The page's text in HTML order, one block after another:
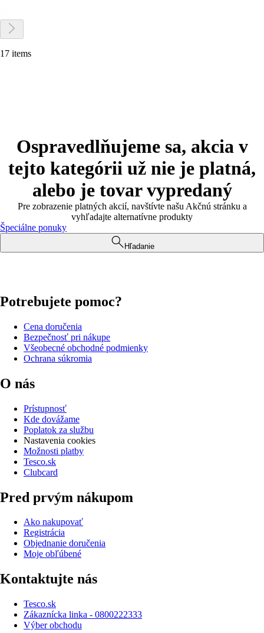
17 items
Ospravedlňujeme sa, akcia v
tejto kategórii už nie je platná,
alebo je tovar vypredaný
Pre zobrazenie platných akcií, navštívte našu Akčnú stránku a
vyhľadajte alternatívne produkty
Špeciálne ponuky
Hľadanie
Potrebujete pomoc?
Cena doručenia
Bezpečnosť pri nákupe
Všeobecné obchodné podmienky
Ochrana súkromia
O nás
Prístupnosť
Kde dovážame
Poplatok za službu
Nastavenia cookies
Možnosti platby
Tesco.sk
Clubcard
Pred prvým nákupom
Ako nakupovať
Registrácia
Objednanie doručenia
Moje obľúbené
Kontaktujte nás
Tesco.sk
Zákaznícka linka - 0800222333
Výber obchodu